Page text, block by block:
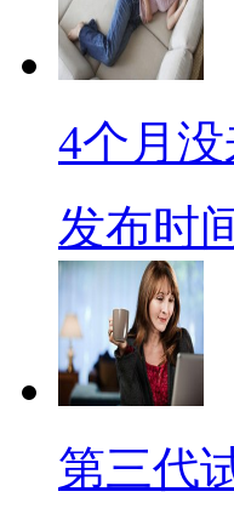
4个月
发布时
第三代